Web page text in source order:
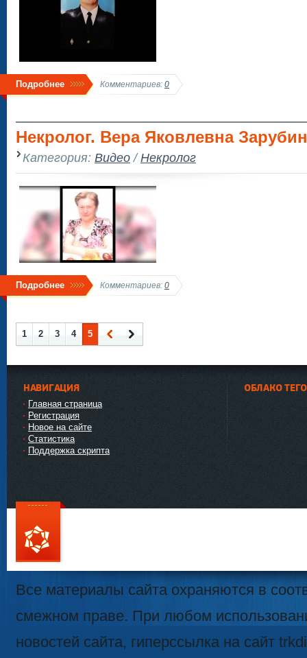
Подробнее Комментариев: 0
Некролог. Вера Яковлевна
Категория: Видео/Некролог
Подробнее Комментариев: 0
1 2 3 4
5
НАВИГАЦИЯ
Главная страница
Регистрация
Новое на сайте
Статистика
Поддержка скрипта
ОБЛАКО
111
Все материалы сайта охраняются в
смежном праве. При любом
новостей сайта, гиперссылка на сайт